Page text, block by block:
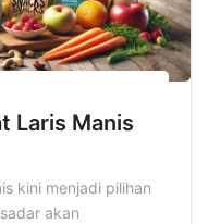
Laris Manis
kini menjadi pilihan
akan